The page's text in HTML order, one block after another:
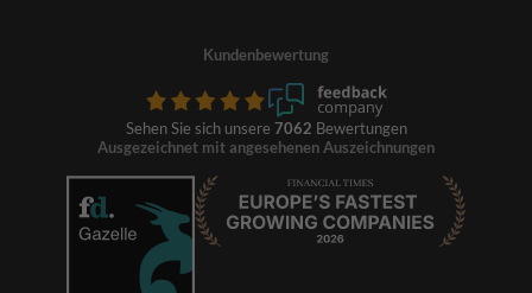
Kundenbewertung
Sehen Sie sich unsere 7062 Bewertungen
Ausgezeichnet mit angesehenen Auszeichnungen